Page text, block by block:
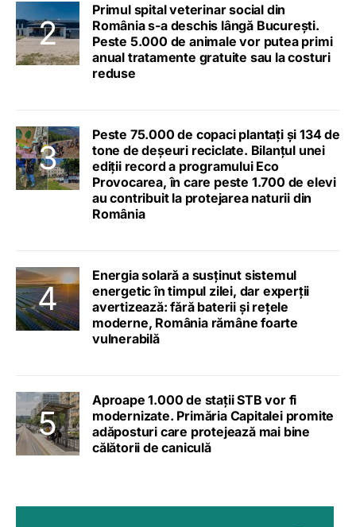
Primul spital veterinar social din
România s-a deschis lângă București.
Peste 5.000 de animale vor putea primi
anual tratamente gratuite sau la costuri
reduse
Peste 75.000 de copaci plantați și 134 de
tone de deșeuri reciclate. Bilanțul unei
ediții record a programului Eco
Provocarea, în care peste 1.700 de elevi
au contribuit la protejarea naturii din
România
Energia solară a susținut sistemul
energetic în timpul zilei, dar experții
avertizează: fără baterii și rețele
moderne, România rămâne foarte
vulnerabilă
Aproape 1.000 de stații STB vor fi
modernizate. Primăria Capitalei promite
adăposturi care protejează mai bine
călătorii de caniculă